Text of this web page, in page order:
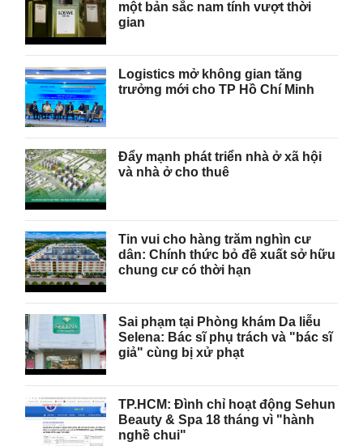
một bản sắc nam tính vượt thời
gian
Logistics mở không gian tăng
trưởng mới cho TP Hồ Chí Minh
Đẩy mạnh phát triển nhà ở xã hội
và nhà ở cho thuê
Tin vui cho hàng trăm nghìn cư
dân: Chính thức bỏ đề xuất sở hữu
chung cư có thời hạn
Sai phạm tại Phòng khám Da liễu
Selena: Bác sĩ phụ trách và "bác sĩ
giả" cùng bị xử phạt
TP.HCM: Đình chỉ hoạt động Sehun
Beauty & Spa 18 tháng vì "hành
nghề chui"